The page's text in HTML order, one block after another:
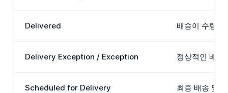
Delivered 배송이 수령인
Delivery Exception / Exception 정상적인 배송
Scheduled for Delivery 최종 배송 및